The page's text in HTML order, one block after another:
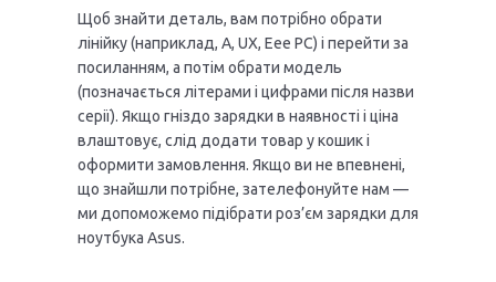
Щоб знайти деталь, вам потрібно обрати
лінійку (наприклад, А, UX, Еее РС) і перейти за
посиланням, а потім обрати модель
(позначається літерами і цифрами після назви
серії). Якщо гніздо зарядки в наявності і ціна
влаштовує, слід додати товар у кошик і
оформити замовлення. Якщо ви не впевнені,
що знайшли потрібне, зателефонуйте нам —
ми допоможемо підібрати роз’єм зарядки для
ноутбука Asus.